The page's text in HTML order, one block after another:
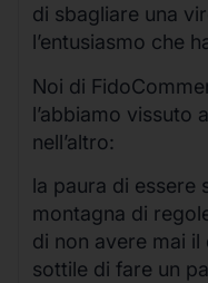
di sbagliare una
l’entusiasmo che
Noi di
l’abbiamo vissuto
nell’altro:
la paura di essere
montagna di
di non avere mai
sottile di fare un